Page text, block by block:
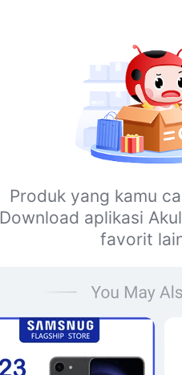
Produk yang kamu
Download aplikasi
favorit